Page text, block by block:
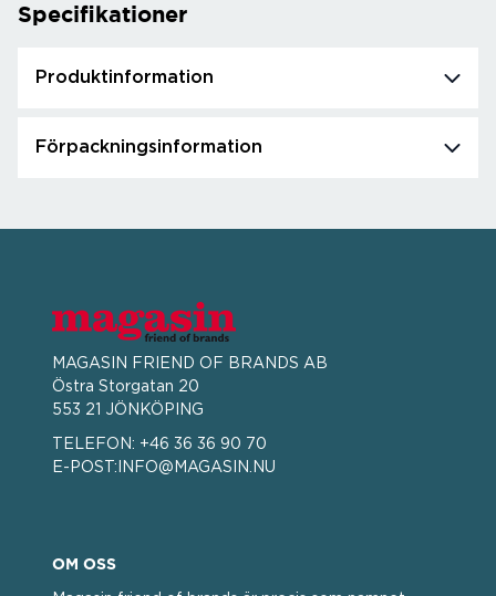
Specifikationer
Produktinformation
Förpackningsinformation
MAGASIN FRIEND OF BRANDS AB
Östra Storgatan 20
553 21 JÖNKÖPING
TELEFON: +46 36 36 90 70
E-POST: INFO@MAGASIN.NU
OM OSS